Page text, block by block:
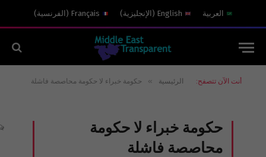
العربية English
( الإنجليزية)
Français
( الفرنسية)
أنت الآن تتصفح: الرئيسية » حكومة خبراء لا حكومة محاصصة فاشلة
حكومة خبراء لا حكومة
محاصصة فاشلة